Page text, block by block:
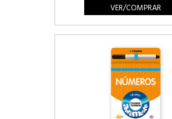
VER/COMPRAR